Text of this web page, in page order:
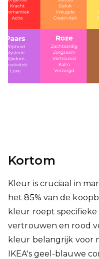
Kortom
Kleur is cruciaal in
het 85% van de
kleur roept
vertrouwen en rood
kleur belangrijk voor
IKEA's geel-blauwe